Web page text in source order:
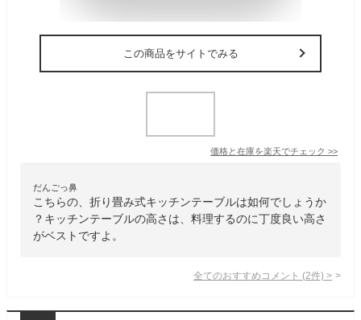
この商品をサイトでみる
価格と在庫を楽天でチェック >>
だんごっ鼻
こちらの、折り畳み式キッチンテーブルは如何でしょうか
？キッチンテーブルの高さは、料理するのに丁度良い高さ
がベストですよ。
全てのおすすめコメント (2件) >